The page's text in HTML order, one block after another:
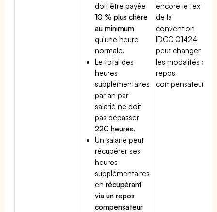
doit être payée
10 % plus chère
au minimum
qu'une heure
normale.
Le total des
heures
supplémentaires
par an par
salarié ne doit
pas dépasser
220 heures.
Un salarié peut
récupérer ses
heures
supplémentaires
enrécupérant
via un repos
compensateur
encore le texte
de la
convention
IDCC 01424
peut changer
les modalités du
repos
compensateur.